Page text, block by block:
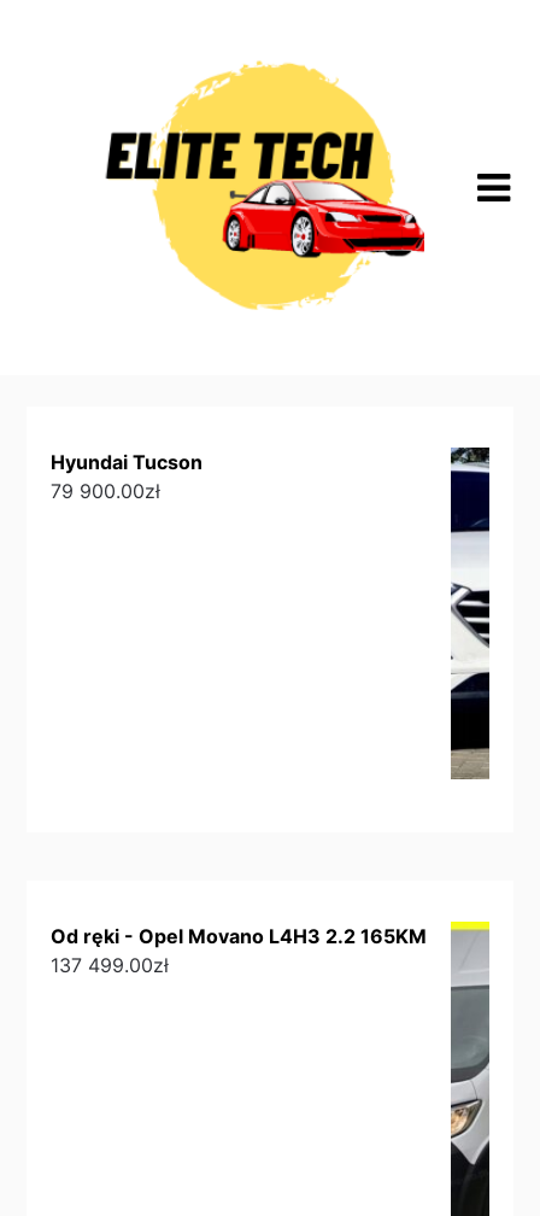
Hyundai Tucson
79 900.00zł
Od ręki - Opel Movano L4H3 2.2 165KM
137 499.00zł